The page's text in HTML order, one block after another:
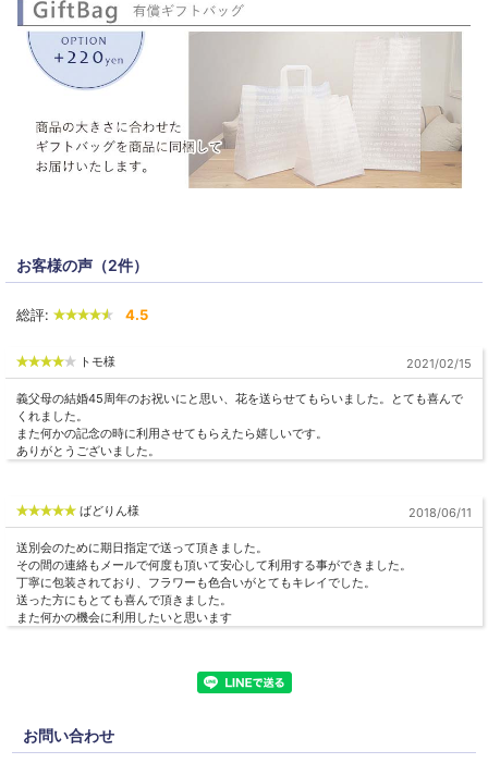
お客様の声（2件）
総評: 4.5
トモ様 2021/02/15
義父母の結婚45周年のお祝いにと思い、花を送らせてもらいました。とても喜んで
くれました。
また何かの記念の時に利用させてもらえたら嬉しいです。
ありがとうございました。
ばどりん様 2018/06/11
送別会のために期日指定で送って頂きました。
その間の連絡もメールで何度も頂いて安心して利用する事ができました。
丁寧に包装されており、フラワーも色合いがとてもキレイでした。
送った方にもとても喜んで頂きました。
また何かの機会に利用したいと思います
お問い合わせ